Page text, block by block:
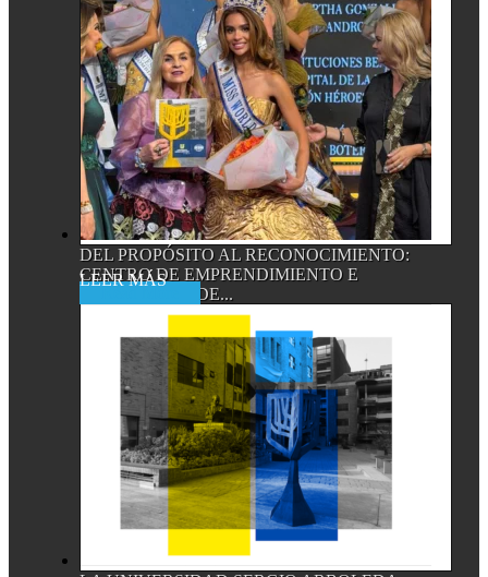
DEL PROPÓSITO AL RECONOCIMIENTO:
CENTRO DE EMPRENDIMIENTO E
INNOVACIÓN DE...